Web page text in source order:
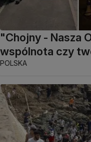
"Chojny - Nasza
wspólnota czy
POLSKA